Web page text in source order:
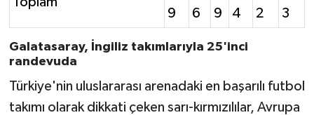
9
6
9
4
2
3
Galatasaray, İngiliz takımlarıyla 25'inci
randevuda
Türkiye'nin uluslararası arenadaki en başarılı futbol
takımı olarak dikkati çeken sarı-kırmızılılar, Avrupa